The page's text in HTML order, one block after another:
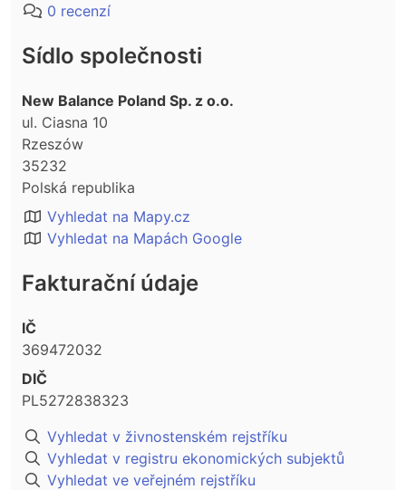
0 recenzí
Sídlo společnosti
New Balance Poland Sp. z o.o.
ul. Ciasna 10
Rzeszów
35232
Polská republika
Vyhledat na Mapy.cz
Vyhledat na Mapách Google
Fakturační údaje
IČ
369472032
DIČ
PL5272838323
Vyhledat v živnostenském rejstříku
Vyhledat v registru ekonomických subjektů
Vyhledat ve veřejném rejstříku